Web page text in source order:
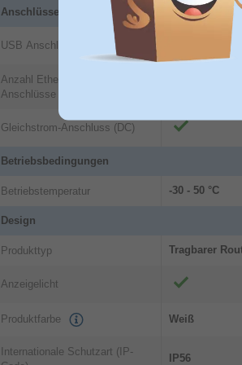
Anschlüsse und Schnittstellen
USB Anschluss
Anzahl Ethernet-LAN-
Anschlüsse (RJ-45)
Gleichstrom-Anschluss (DC)
Betriebsbedingungen
Betriebstemperatur -30 - 50 °C
Design
Produkttyp Tragbarer
Anzeigelicht
Produktfarbe Weiß
Internationale Schutzart (IP-
IP56